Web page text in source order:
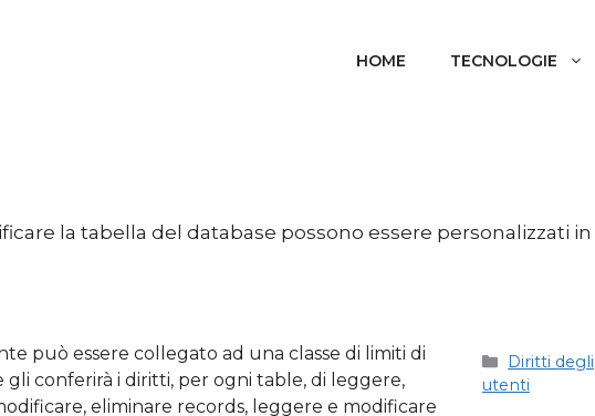
HOME TECNOLOGIE
la tabella del database possono essere personalizzati in
può essere collegato ad una classe di limiti di
gli conferirà i diritti, per ogni table, di leggere,
eliminare records, leggere e modificare
Categorie
Diritti degli
utenti